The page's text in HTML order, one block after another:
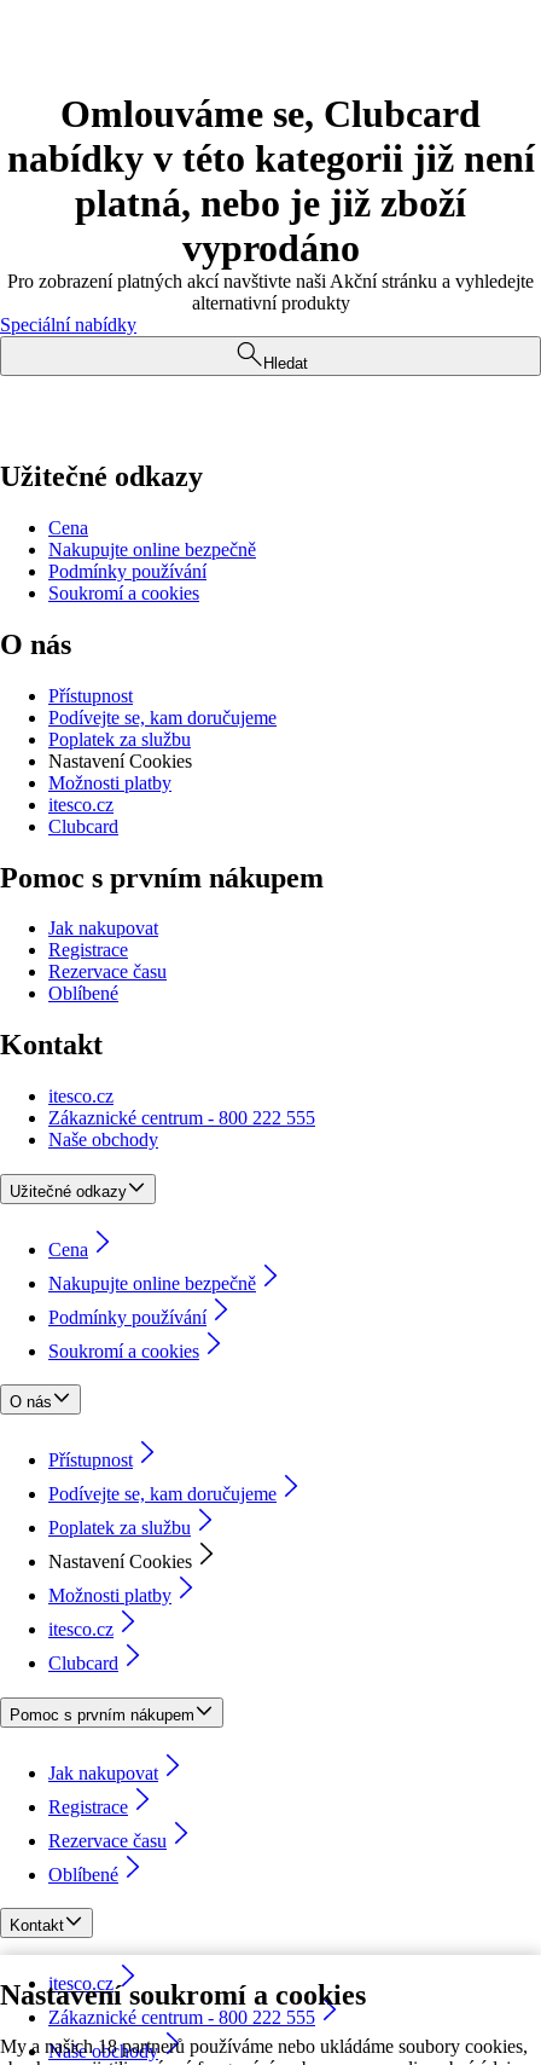
Nastavení soukromí a cookies
My a našich 18 partnerů používáme nebo ukládáme soubory cookies,
Omlouváme se, Clubcard
nabídky v této kategorii již není
platná, nebo je již zboží
vyprodáno
Pro zobrazení platných akcí navštivte naši Akční stránku a vyhledejte
alternativní produkty
Speciální nabídky
Hledat
Užitečné odkazy
Cena
Nakupujte online bezpečně
Podmínky používání
Soukromí a cookies
O nás
Přístupnost
Podívejte se, kam doručujeme
Poplatek za službu
Nastavení Cookies
Možnosti platby
itesco.cz
Clubcard
Pomoc s prvním nákupem
Jak nakupovat
Registrace
Rezervace času
Oblíbené
Kontakt
itesco.cz
Zákaznické centrum - 800 222 555
Naše obchody
Užitečné odkazy
Cena
Nakupujte online bezpečně
Podmínky používání
Soukromí a cookies
O nás
Přístupnost
Podívejte se, kam doručujeme
Poplatek za službu
Nastavení Cookies
Možnosti platby
itesco.cz
Clubcard
Pomoc s prvním nákupem
Jak nakupovat
Registrace
Rezervace času
Oblíbené
Kontakt
itesco.cz
Zákaznické centrum - 800 222 555
Naše obchody